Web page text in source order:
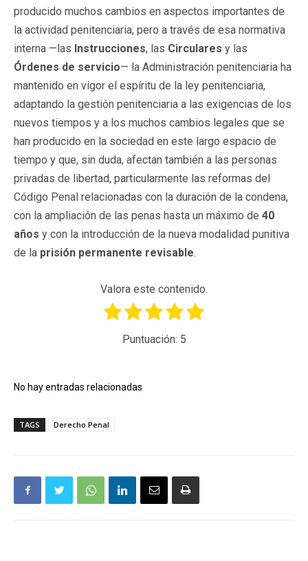
producido muchos cambios en aspectos importantes de
la actividad penitenciaria, pero a través de esa normativa
interna —las Instrucciones, las Circulares y las
Órdenes de servicio— la Administración penitenciaria ha
mantenido en vigor el espíritu de la ley penitenciaria,
adaptando la gestión penitenciaria a las exigencias de los
nuevos tiempos y a los muchos cambios legales que se
han producido en la sociedad en este largo espacio de
tiempo y que, sin duda, afectan también a las personas
privadas de libertad, particularmente las reformas del
Código Penal relacionadas con la duración de la condena,
con la ampliación de las penas hasta un máximo de 40
años y con la introducción de la nueva modalidad punitiva
de la prisión permanente revisable.
Valora este contenido.
Puntuación: 5
No hay entradas relacionadas
TAGS Derecho Penal